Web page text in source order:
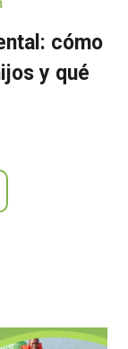
cómo
y qué